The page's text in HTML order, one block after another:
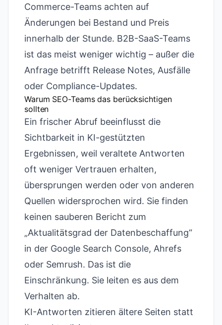
Commerce-Teams achten auf
Änderungen bei Bestand und Preis
innerhalb der Stunde. B2B-SaaS-Teams
ist das meist weniger wichtig – außer die
Anfrage betrifft Release Notes, Ausfälle
oder Compliance-Updates.
Warum SEO-Teams das berücksichtigen
sollten
Ein frischer Abruf beeinflusst die
Sichtbarkeit in KI-gestützten
Ergebnissen, weil veraltete Antworten
oft weniger Vertrauen erhalten,
übersprungen werden oder von anderen
Quellen widersprochen wird. Sie finden
keinen sauberen Bericht zum
„Aktualitätsgrad der Datenbeschaffung“
in der Google Search Console, Ahrefs
oder Semrush. Das ist die
Einschränkung. Sie leiten es aus dem
Verhalten ab.
KI-Antworten zitieren ältere Seiten statt